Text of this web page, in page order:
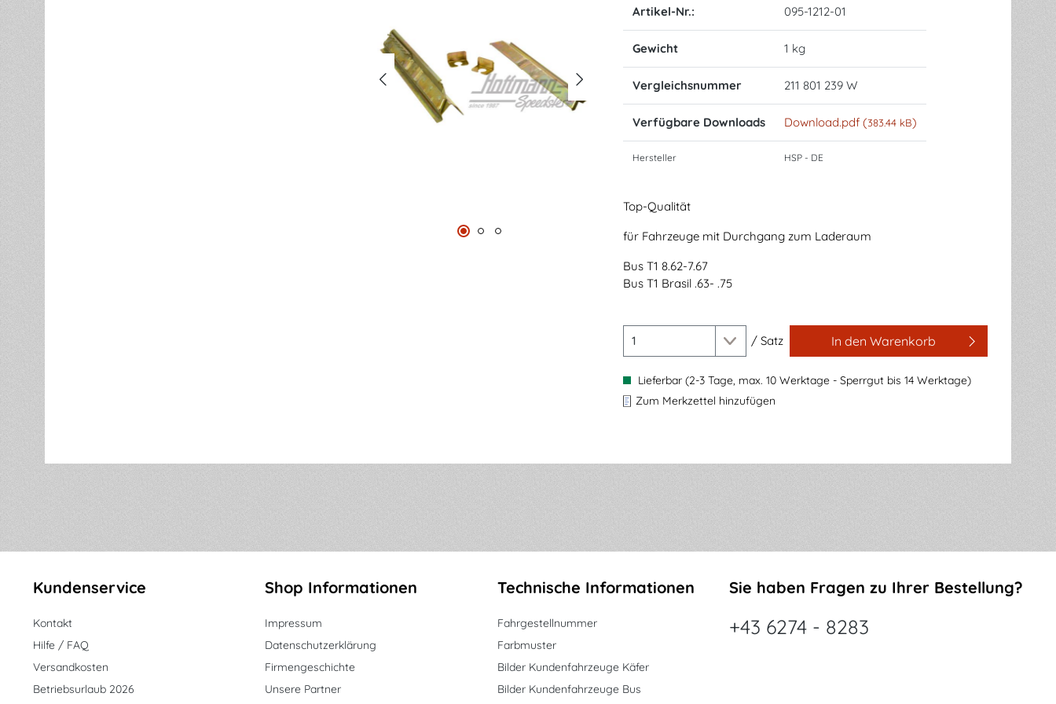
Artikel-Nr.: 095-1212-01
Gewicht 1 kg
Vergleichsnummer 211 801 239 W
Verfügbare Downloads Download.pdf (383.44 kB)
Hersteller HSP - DE
Top-Qualität
für Fahrzeuge mit Durchgang zum Laderaum
Bus T1 8.62-7.67
Bus T1 Brasil .63- .75
/ Satz In den Warenkorb
Lieferbar (2-3 Tage, max. 10 Werktage - Sperrgut bis 14 Werktage)
Zum Merkzettel hinzufügen
Kundenservice
Kontakt
Hilfe / FAQ
Versandkosten
Betriebsurlaub 2026
Shop Informationen
Impressum
Datenschutzerklärung
Firmengeschichte
Unsere Partner
Technische Informationen
Fahrgestellnummer
Farbmuster
Bilder Kundenfahrzeuge Käfer
Bilder Kundenfahrzeuge Bus
Sie haben Fragen zu Ihrer Bestellung?
+43 6274 - 8283